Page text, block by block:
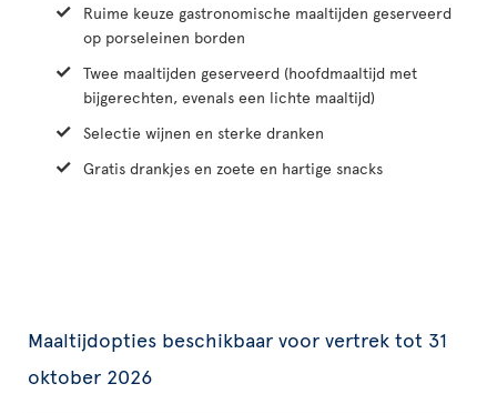
Ruime keuze gastronomische maaltijden geserveerd
op porseleinen borden
Twee maaltijden geserveerd (hoofdmaaltijd met
bijgerechten, evenals een lichte maaltijd)
Selectie wijnen en sterke dranken
Gratis drankjes en zoete en hartige snacks
Maaltijdopties beschikbaar voor vertrek tot 31
oktober 2026